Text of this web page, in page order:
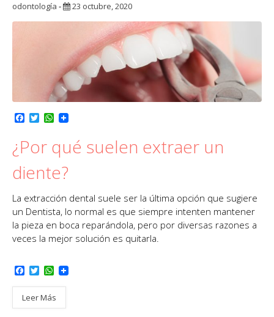
odontología - 23 octubre, 2020
e
o
o
T
t
t
e
r
W
t
s
A
p
¿Por qué suelen extraer un
diente?
La extracción dental suele ser la última opción que sugiere
un Dentista, lo normal es que siempre intenten mantener
la pieza en boca reparándola, pero por diversas razones a
veces la mejor solución es quitarla.
a
c
e
b
T
w
i
t
t
W
h
a
t
s
Leer Más